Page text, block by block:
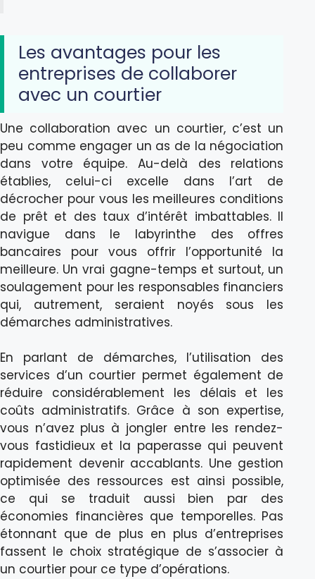
Les avantages pour les
entreprises de collaborer
avec un courtier
Une collaboration avec un courtier, c’est un
peu comme engager un as de la négociation
dans votre équipe. Au-delà des relations
établies, celui-ci excelle dans l’art de
décrocher pour vous les meilleures conditions
de prêt et des taux d’intérêt imbattables. Il
navigue dans le labyrinthe des offres
bancaires pour vous offrir l’opportunité la
meilleure. Un vrai gagne-temps et surtout, un
soulagement pour les responsables financiers
qui, autrement, seraient noyés sous les
démarches administratives.
En parlant de démarches, l’utilisation des
services d’un courtier permet également de
réduire considérablement les délais et les
coûts administratifs. Grâce à son expertise,
vous n’avez plus à jongler entre les rendez-
vous fastidieux et la paperasse qui peuvent
rapidement devenir accablants. Une gestion
optimisée des ressources est ainsi possible,
ce qui se traduit aussi bien par des
économies financières que temporelles. Pas
étonnant que de plus en plus d’entreprises
fassent le choix stratégique de s’associer à
un courtier pour ce type d’opérations.